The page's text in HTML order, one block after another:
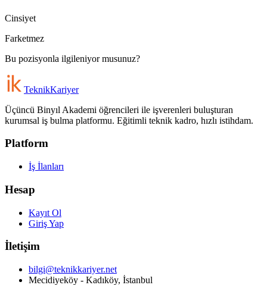
Cinsiyet
Farketmez
Bu pozisyonla ilgileniyor musunuz?
TeknikKariyer
Üçüncü Binyıl Akademi öğrencileri ile işverenleri buluşturan
kurumsal iş bulma platformu. Eğitimli teknik kadro, hızlı istihdam.
Platform
İş İlanları
Hesap
Kayıt Ol
Giriş Yap
İletişim
bilgi@teknikkariyer.net
Mecidiyeköy - Kadıköy, İstanbul